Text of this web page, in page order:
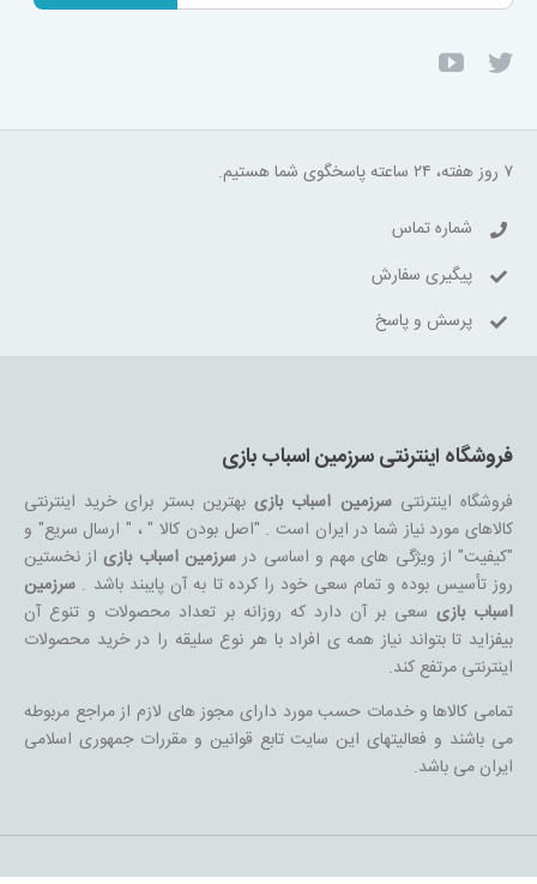
۷ روز هفته، ۲۴ ساعته پاسخگوی شما هستیم.
شماره تماس
پیگیری سفارش
پرسش و پاسخ
فروشگاه اینترنتی سرزمین اسباب بازی
فروشگاه اینترنتیسرزمین اسباب بازیبهترین بستر برای خرید اینترنتی
کالاهای مورد نیاز شما در ایران است . "اصل بودن کالا " ، " ارسال سریع" و
"کیفیت" از ویژگی های مهم و اساسی در سرزمین اسباب بازیاز نخستین
روز تأسیس بوده و تمام سعی خود را کرده تا به آن پایبند باشد .سرزمین
اسباب بازیسعی بر آن دارد که روزانه بر تعداد محصولات و تنوع آن
بیفزاید تا بتواند نیاز همه ی افراد با هر نوع سلیقه را در خرید محصولات
اینترنتی مرتفع کند.
تمامی کالاها و خدمات حسب مورد دارای مجوز های لازم از مراجع مربوطه
می باشند و فعالیتهای این سایت تابع قوانین و مقررات جمهوری اسلامی
ایران می باشد.